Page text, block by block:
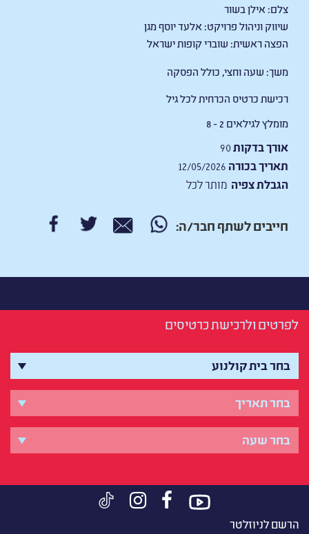
צלם: אילן בשור
שיווק וניהול פרויקט: אלעד יוסף מגן
הפצה ראשית: שוברי קופות ישראל
משך: שעה וחצי, כולל הפסקה
רכישת כרטיס הכרחית לכל גיל
מומלץ לגילאים 2 - 8
אורך בדקות
תאריך בכורה
הגבלת צפיה מותר לכל
חייבים לשתף חבר/ה:
לפרטים ולרכישת כרטיסים
הרשם לניוזלטר